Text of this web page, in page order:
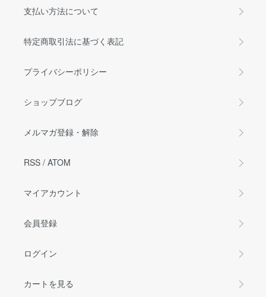
支払い方法について
特定商取引法に基づく表記
プライバシーポリシー
ショップブログ
メルマガ登録・解除
RSS / ATOM
マイアカウント
会員登録
ログイン
カートを見る